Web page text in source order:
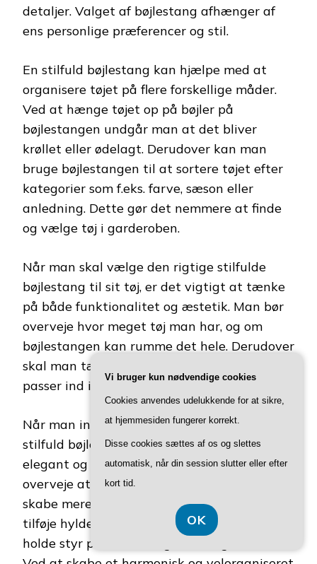
detaljer. Valget af bøjlestang afhænger af
ens personlige præferencer og stil.
En stilfuld bøjlestang kan hjælpe med at
organisere tøjet på flere forskellige måder.
Ved at hænge tøjet op på bøjler på
bøjlestangen undgår man at det bliver
krøllet eller ødelagt. Derudover kan man
bruge bøjlestangen til at sortere tøjet efter
kategorier som f.eks. farve, sæson eller
anledning. Dette gør det nemmere at finde
og vælge tøj i garderoben.
Når man skal vælge den rigtige stilfulde
bøjlestang til sit tøj, er det vigtigt at tænke
på både funktionalitet og æstetik. Man bør
overveje hvor meget tøj man har, og om
bøjlestangen kan rumme det hele. Derudover
skal man tænke på hvordan bøjlestangen
passer ind i garderobens indretning og stil.
Når man indretter sin garderobe med en
stilfuld bøjlestang, kan man skabe et
elegant og organiseret miljø. Man kan
overveje at bruge flere bøjlestænger for at
skabe mere plads til tøjet, eller man kan
tilføje hylder og opbevaringskasser for at
holde styr på tilbehør og mindre genstande.
Vi bruger kun nødvendige cookies
Cookies anvendes udelukkende for at sikre,
at hjemmesiden fungerer korrekt.
Disse cookies sættes af os og slettes
automatisk, når din session slutter eller efter
kort tid.
OK